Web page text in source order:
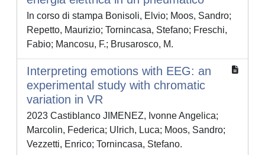
In corso di stampa Bonisoli, Elvio; Moos, Sandro;
Repetto, Maurizio; Tornincasa, Stefano; Freschi,
Fabio; Mancosu, F.; Brusarosco, M.
Interpreting emotions with EEG: an
experimental study with chromatic
variation in VR
2023 Castiblanco JIMENEZ, Ivonne Angelica;
Marcolin, Federica; Ulrich, Luca; Moos, Sandro;
Vezzetti, Enrico; Tornincasa, Stefano.